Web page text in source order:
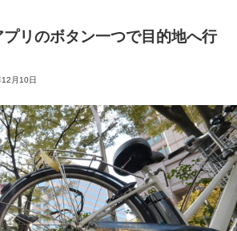
リのボタン一つで目的地へ行
月10日